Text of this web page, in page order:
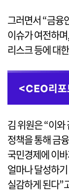
그러면서 “금융
이슈가 여전하
리스크 등에 대
김 위원은 “이와
정책을 통해 금
국민경제에 이
얼마나 달성하
실감하게 된다”